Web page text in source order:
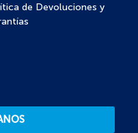
de Devoluciones y